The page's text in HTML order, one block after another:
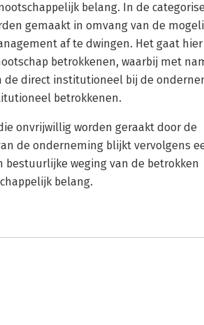
belang. In de
gemaakt in omvang van de
af te dwingen. Het gaat
betrokkenen, waarbij met
de direct institutioneel bij de
betrokkenen.
onvrijwillig worden geraakt door de
de onderneming blijkt vervolgens
weging van de betrokken
belang.